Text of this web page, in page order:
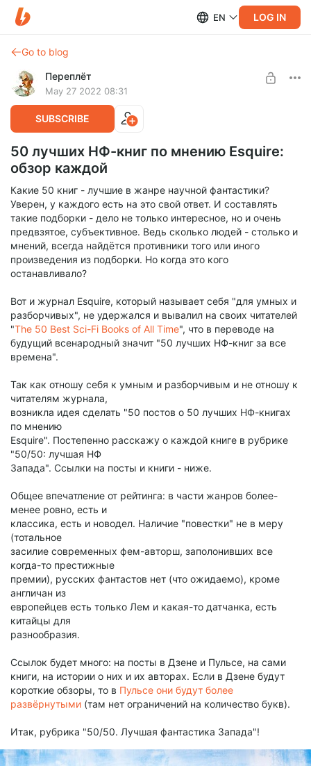
EN LOG IN
Go to blog
Переплёт
May 27 2022 08:31
SUBSCRIBE
50 лучших НФ-книг по мнению Esquire:
обзор каждой
Какие 50 книг - лучшие в жанре научной фантастики?
Уверен, у каждого есть на это свой ответ. И составлять
такие подборки - дело не только интересное, но и очень
предвзятое, субъективное. Ведь сколько людей - столько и
мнений, всегда найдётся противники того или иного
произведения из подборки. Но когда это кого
останавливало?
Вот и журнал Esquire, который называет себя "для умных и
разборчивых", не удержался и вывалил на своих читателей
"The 50 Best Sci-Fi Books of All Time", что в переводе на
будущий всенародный значит "50 лучших НФ-книг за все
времена".
Так как отношу себя к умным и разборчивым и не отношу к
читателям журнала,
возникла идея сделать "50 постов о 50 лучших НФ-книгах
по мнению
Esquire". Постепенно расскажу о каждой книге в рубрике
"50/50: лучшая НФ
Запада". Ссылки на посты и книги - ниже.
Общее впечатление от рейтинга: в части жанров более-
менее ровно, есть и
классика, есть и новодел. Наличие "повестки" не в меру
(тотальное
засилие современных фем-авторш, заполонивших все
когда-то престижные
премии), русских фантастов нет (что ожидаемо), кроме
англичан из
европейцев есть только Лем и какая-то датчанка, есть
китайцы для
разнообразия.
Ссылок будет много: на посты в Дзене и Пульсе, на сами
книги, на истории о них и их авторах. Если в Дзене будут
короткие обзоры, то в Пульсе они будут более
развёрнутыми (там нет ограничений на количество букв).
Итак, рубрика "50/50. Лучшая фантастика Запада"!